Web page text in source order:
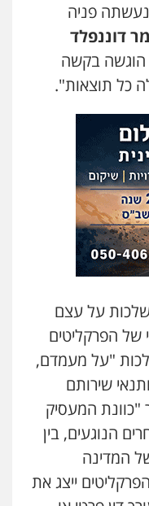
פניה
דוננפלד
הוגשה בקשה
כל תוצאות".
על עצם
הפרקליטים
"על מעמדם,
שירותם
המעסיק
הנוגעים, בין
המדינה
ייצג את